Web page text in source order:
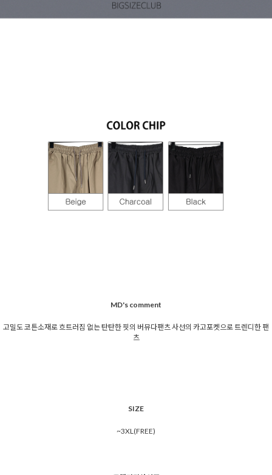
MD's comment
고밀도 코튼소재로 흐트러짐 없는 탄탄한 핏의 버뮤다팬츠 사선의 카고포켓으로 트렌디한 팬
츠
SIZE
~3XL(FREE)